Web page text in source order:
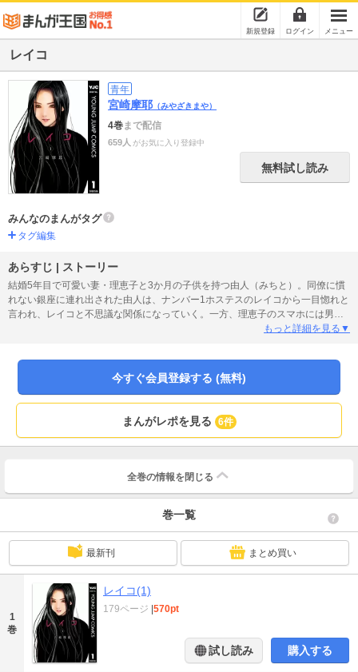
新規登録 ログイン メニュー
レイコ
青年
宮崎摩耶 （みやざきまや）
4巻まで配信
659人 がお気に入り登録中
無料試し読み
みんなのまんがタグ
タグ編集
あらすじ | ストーリー
結婚5年目で可愛い妻・理恵子と3か月の子供を持つ由人（みちと）。同僚に慣
れない銀座に連れ出された由人は、ナンバー1ホステスのレイコから一目惚れと
言われ、レイコと不思議な関係になっていく。一方、理恵子のスマホには男か
もっと詳細を見る▼
今すぐ会員登録する (無料)
まんがレポを見る 6件
全巻の情報を 閉じる
巻一覧
最新刊 まとめ買い
1
巻
レイコ(1)
179ページ |570pt
試し読み 購入する